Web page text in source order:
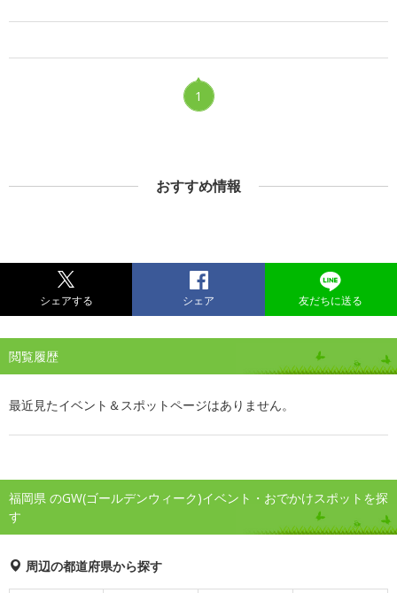
1
おすすめ情報
シェアする シェア 友だちに送る
閲覧履歴
最近見たイベント＆スポットページはありません。
福岡県 のGW(ゴールデンウィーク)イベント・おでかけスポットを探
す
周辺の都道府県から探す